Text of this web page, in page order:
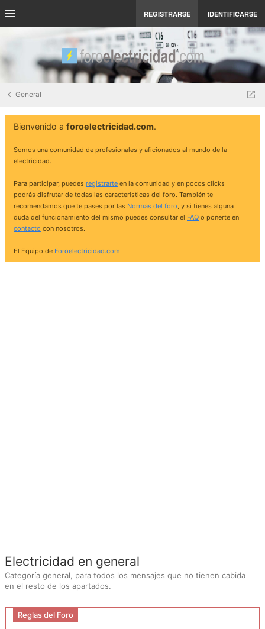
REGISTRARSE IDENTIFICARSE
General
Bienvenido a foroelectricidad.com.
Somos una comunidad de profesionales y aficionados al mundo de la
electricidad.
Para participar, puedes registrarte en la comunidad y en pocos clicks
podrás disfrutar de todas las características del foro. También te
recomendamos que te pases por las Normas del foro, y si tienes alguna
duda del funcionamiento del mismo puedes consultar el FAQ o ponerte en
contacto con nosotros.
El Equipo de Foroelectricidad.com
Electricidad en general
Categoría general, para todos los mensajes que no tienen cabida
en el resto de los apartados.
Reglas del Foro